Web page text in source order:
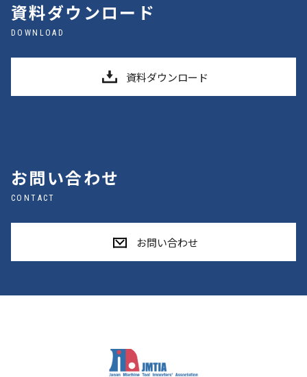
資料ダウンロード
DOWNLOAD
資料ダウンロード
お問い合わせ
CONTACT
お問い合わせ